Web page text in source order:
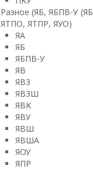
Разное (ЯБ, ЯБПВ-У
ЯТПО, ЯТПР, ЯУО)
ЯА
ЯБ
ЯБПВ-У
ЯВ
ЯВЗ
ЯВЗШ
ЯВК
ЯВУ
ЯВШ
ЯВША
ЯОУ
ЯПР